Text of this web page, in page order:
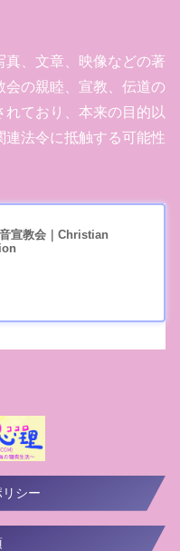
真、文章、映像などの著
の親睦、宣教、伝道の
れており、本来の目的以
法令に抵触する可能性
宣教会｜Christian
シー